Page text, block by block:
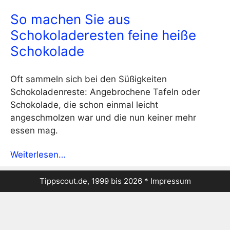
So machen Sie aus
Schokoladeresten feine heiße
Schokolade
Oft sammeln sich bei den Süßigkeiten
Schokoladenreste: Angebrochene Tafeln oder
Schokolade, die schon einmal leicht
angeschmolzen war und die nun keiner mehr
essen mag.
Weiterlesen…
Tippscout.de, 1999 bis 2026 * Impressum